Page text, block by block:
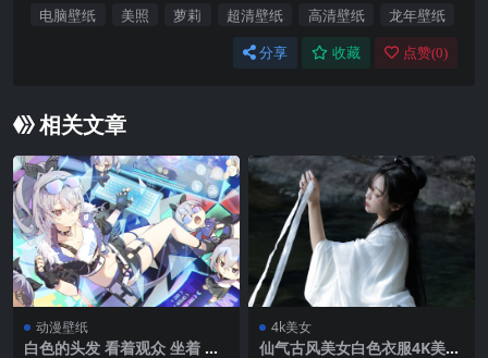
电脑壁纸
美照 萝莉 超清壁纸 高清壁纸 龙年壁纸
分享 收藏 点赞(0)
相关文章
动漫壁纸
白色的头发 看着观众 坐着 马
4k美女
仙气古风美女白色衣服4K美女